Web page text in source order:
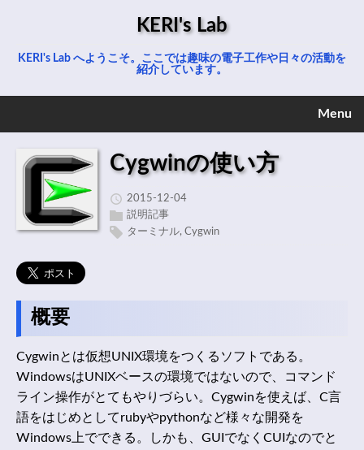
KERI's Lab
KERI's Lab へようこそ。ここでは趣味の電子工作や日々の活動を
紹介しています。
Menu
Cygwinの使い方
2015-12-04
説明記事
ターミナル, Cygwin
概要
Cygwinとは仮想UNIX環境をつくるソフトである。
WindowsはUNIXベースの環境ではないので、コマンド
ライン操作がとてもやりづらい。Cygwinを使えば、C言
語をはじめとしてrubyやpythonなど様々な開発を
Windows上でできる。しかも、GUIでなくCUIなのでと